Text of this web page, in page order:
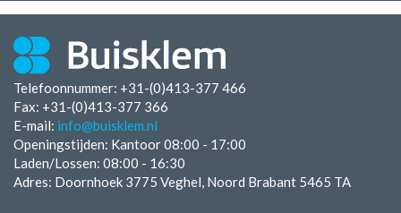
Telefoonnummer: +31-(0)413-377 466
Fax: +31-(0)413-377 366
E-mail: info@buisklem.nl
Openingstijden: Kantoor 08:00 - 17:00
Laden/Lossen: 08:00 - 16:30
Adres: Doornhoek 3775 Veghel, Noord Brabant 5465 TA